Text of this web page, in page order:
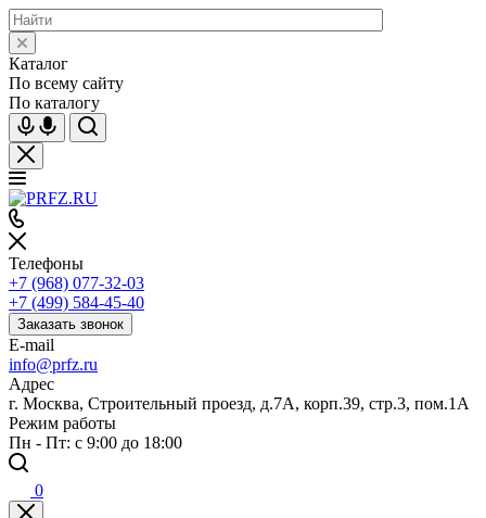
Каталог
По всему сайту
По каталогу
Телефоны
+7 (968) 077-32-03
+7 (499) 584-45-40
Заказать звонок
E-mail
info@prfz.ru
Адрес
г. Москва, Строительный проезд, д.7А, корп.39, стр.3, пом.1А
Режим работы
Пн - Пт: с 9:00 до 18:00
0